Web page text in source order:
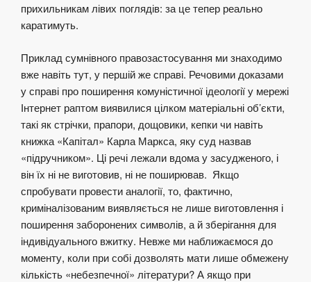
прихильникам лівих поглядів: за це тепер реально
каратимуть.
Приклад сумнівного правозастосування ми знаходимо
вже навіть тут, у першій же справі. Речовими доказами
у справі про поширення комуністичної ідеології у мережі
Інтернет раптом виявилися цілком матеріальні об’єкти,
такі як стрічки, прапори, дощовики, кепки чи навіть
книжка «Капітал» Карла Маркса, яку суд назвав
«підручником». Ці речі лежали вдома у засудженого, і
він їх ні не виготовив, ні не поширював. Якщо
спробувати провести аналогії, то, фактично,
криміналізованим виявляється не лише виготовлення і
поширення заборонених символів, а й зберігання для
індивідуального вжитку. Невже ми наближаємося до
моменту, коли при собі дозволять мати лише обмежену
кількість «небезпечної» літератури? А якщо при